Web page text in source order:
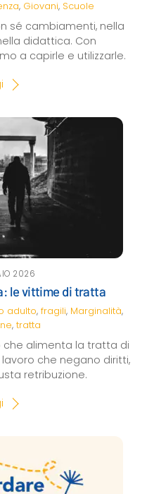
, Giovani, Scuole
sé cambiamenti, nella
didattica. Con
a capirle e utilizzarle.
2026
le vittime di tratta
adulto, fragili, Marginalità,
, tratta
alimenta la tratta di
che negano diritti,
retribuzione.